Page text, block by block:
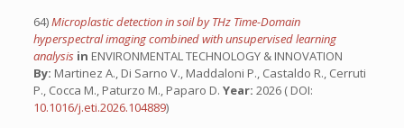
64)Microplastic detection in soil by THz Time-Domain
hyperspectral imaging combined with unsupervised learning
analysis in ENVIRONMENTAL TECHNOLOGY & INNOVATION
By: Martinez A., Di Sarno V., Maddaloni P., Castaldo R., Cerruti
P., Cocca M., Paturzo M., Paparo D. Year: 2026 ( DOI:
10.1016/j.eti.2026.104889)